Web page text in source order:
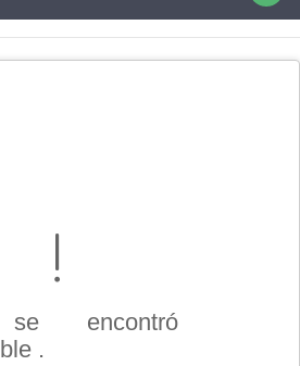
encontró
.